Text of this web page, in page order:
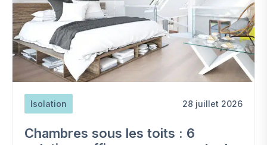
Isolation 28 juillet 2026
Chambres sous les toits : 6